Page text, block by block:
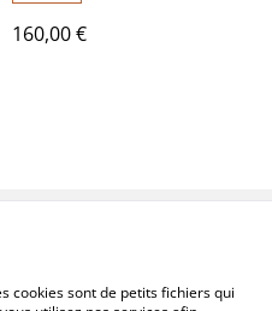
160,00 €
Politique de cookies
cookies sont de petits fichiers qui